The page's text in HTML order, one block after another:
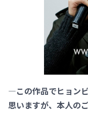
―この作品でヒョン
思いますが、本人の